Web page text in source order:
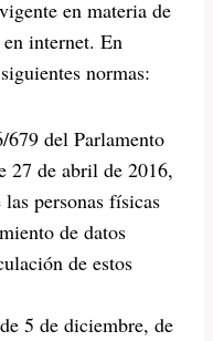
en materia de
internet. En
normas:
del Parlamento
27 de abril de 2016,
personas físicas
de datos
de estos
5 de diciembre, de